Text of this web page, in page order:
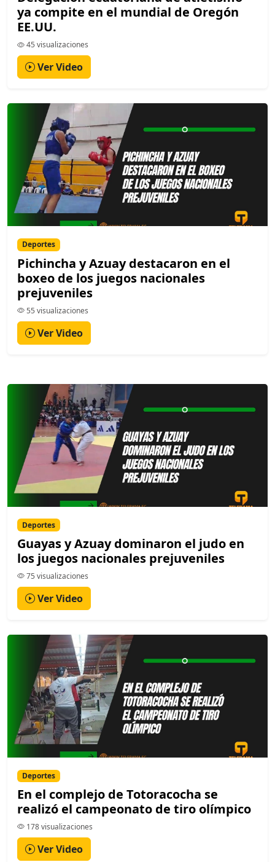
ya compite en el mundial de Oregón
EE.UU.
45 visualizaciones
Ver Video
Deportes
Pichincha y Azuay destacaron en el
boxeo de los juegos nacionales
prejuveniles
55 visualizaciones
Ver Video
Deportes
Guayas y Azuay dominaron el judo en
los juegos nacionales prejuveniles
75 visualizaciones
Ver Video
Deportes
En el complejo de Totoracocha se
realizó el campeonato de tiro olímpico
178 visualizaciones
Ver Video